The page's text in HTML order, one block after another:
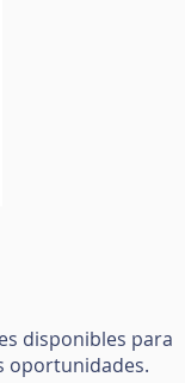
disponibles para
oportunidades.